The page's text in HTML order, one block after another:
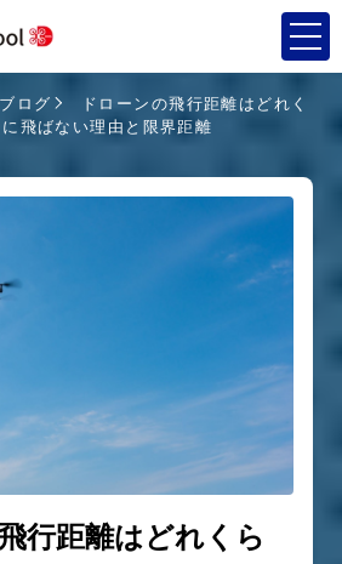
ログ
ドローンの飛行距離はどれく
飛ばない理由と限界距離
行距離はどれくら